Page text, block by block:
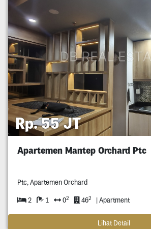
Rp. 55 JT
Apartemen Mantep Orchard Ptc
Ptc, Apartemen Orchard
2 1 02 462 | Apartment
Lihat Detail